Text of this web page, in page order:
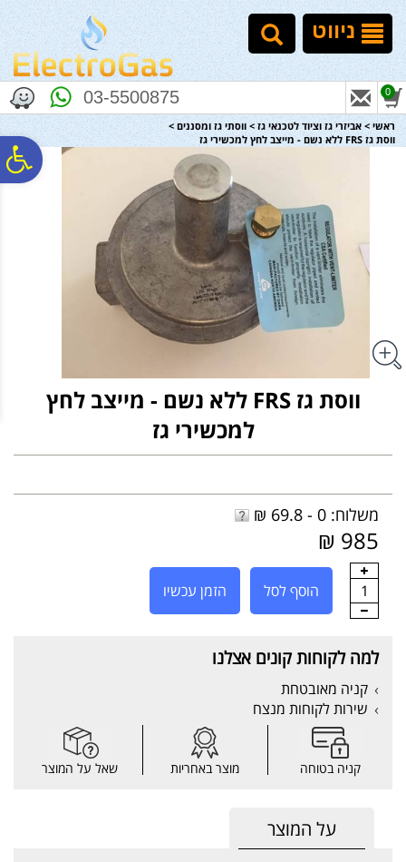
נגישות
אתר
המרכזי
ניווט
03-5500875 0
ראשי > אביזרי גז וציוד לטכנאי גז > ווסתי גז ומסננים >
ווסת גז FRS ללא נשם - מייצב לחץ למכשירי גז
ווסת גז FRS ללא נשם - מייצב לחץ
למכשירי גז
משלוח: 0 - 69.8 ₪
985 ₪
1 הוסף לסל הזמן עכשיו
למה לקוחות קונים אצלנו
קניה מאובטחת
שירות לקוחות מנצח
קניה בטוחה מוצר באחריות שאל על המוצר
על המוצר